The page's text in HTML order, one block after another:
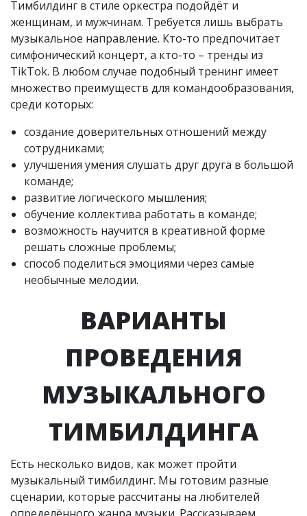
Тимбилдинг в стиле оркестра подойдёт и
женщинам, и мужчинам. Требуется лишь выбрать
музыкальное направление. Кто-то предпочитает
симфонический концерт, а кто-то – тренды из
TikTok. В любом случае подобный тренинг имеет
множество преимуществ для командообразования,
среди которых:
создание доверительных отношений между
сотрудниками;
улучшения умения слушать друг друга в большой
команде;
развитие логического мышления;
обучение коллектива работать в команде;
возможность научится в креативной форме
решать сложные проблемы;
способ поделиться эмоциями через самые
необычные мелодии.
ВАРИАНТЫ
ПРОВЕДЕНИЯ
МУЗЫКАЛЬНОГО
ТИМБИЛДИНГА
Есть несколько видов, как может пройти
музыкальный тимбилдинг. Мы готовим разные
сценарии, которые рассчитаны на любителей